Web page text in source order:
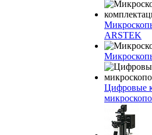
ARSTEK
Цифровые